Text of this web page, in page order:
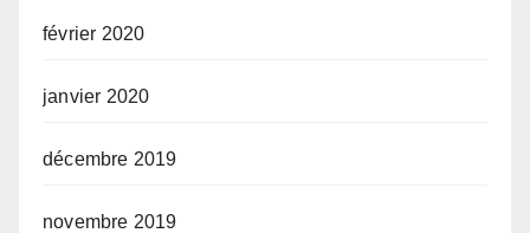
février 2020
janvier 2020
décembre 2019
novembre 2019